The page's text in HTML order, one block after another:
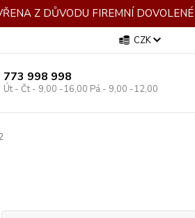
Z DŮVODU FIREMNÍ DOVOLENÉ
CZK
773 998 998
Út - Čt - 9,00 -16,00 Pá - 9,00 -12,00